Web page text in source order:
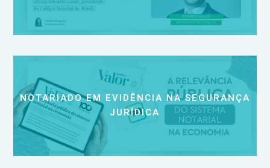
NOTARIADO EM EVIDÊNCIA NA SEGURANÇA
JURÍDICA